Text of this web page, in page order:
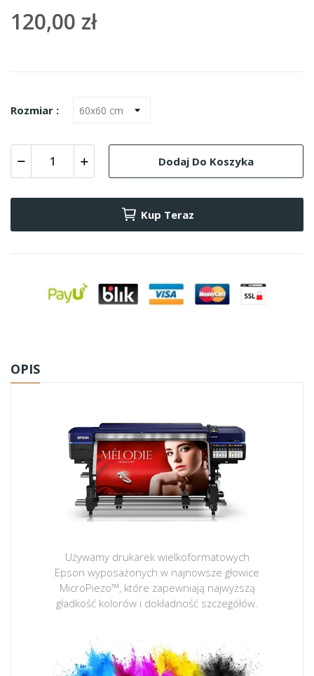
120,00 zł
Rozmiar :
Dodaj Do Koszyka
Kup Teraz
OPIS
Używamy drukarek wielkoformatowych
Epson wyposażonych w najnowsze głowice
MicroPiezo™, które zapewniają najwyższą
gładkość kolorów i dokładność szczegółów.